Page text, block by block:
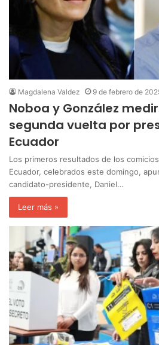
Magdalena Valdez 9 de febrero de
Noboa y González
segunda vuelta por
Ecuador
Los primeros resultados de los
Ecuador, celebrados este domingo,
candidato-presidente, Daniel…
Leer más »